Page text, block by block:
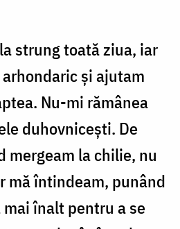
strung toată ziua, iar
și ajutam
Nu-mi rămânea
duhovnicești. De
mergeam la chilie, nu
mă întindeam, punând
înalt pentru a se